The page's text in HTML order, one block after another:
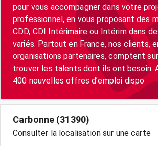
pour vous accompagner dans votre
professionnel, en vous proposant des
CDD, CDI Intérimaire ou Intérim dans
variés. Partout en France, nos clients,
organisations partenaires, comptent
trouver les talents dont ils ont besoin.
400 nouvelles offres d’emploi dispo
Carbonne (31390)
Consulter la localisation sur une carte